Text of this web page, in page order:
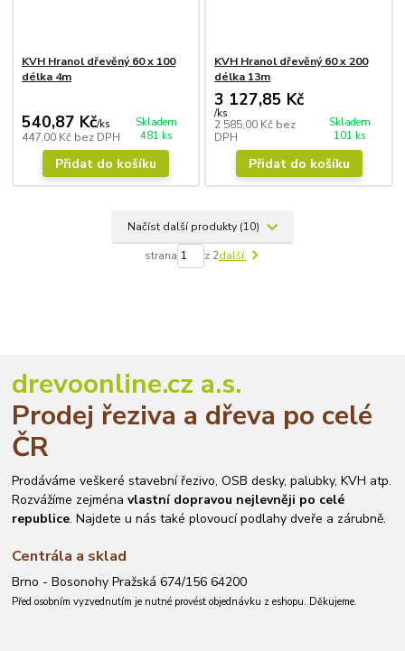
KVH Hranol dřevěný 60 x 100
délka 4m
540,87 Kč/ks
447,00 Kč bez DPH
Skladem
481 ks
Přidat do košíku
KVH Hranol dřevěný 60 x 200
délka 13m
3 127,85 Kč
/ks
2 585,00 Kč bez
DPH
Skladem
101 ks
Přidat do košíku
Načíst další produkty (10)
strana z 2další
drevoonline.cz a.s.
Prodej řeziva a dřeva po celé
ČR
Prodáváme veškeré stavební řezivo, OSB desky, palubky, KVH atp.
Rozvážíme zejménavlastní dopravou nejlevněji po celé
republice. Najdete u nás také plovoucí podlahy dveře a zárubně.
Centrála a sklad
Brno - Bosonohy Pražská 674/156 64200
Před osobním vyzvednutím je nutné provést objednávku z eshopu. Děkujeme.